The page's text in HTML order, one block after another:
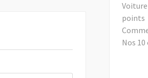
points
Nos